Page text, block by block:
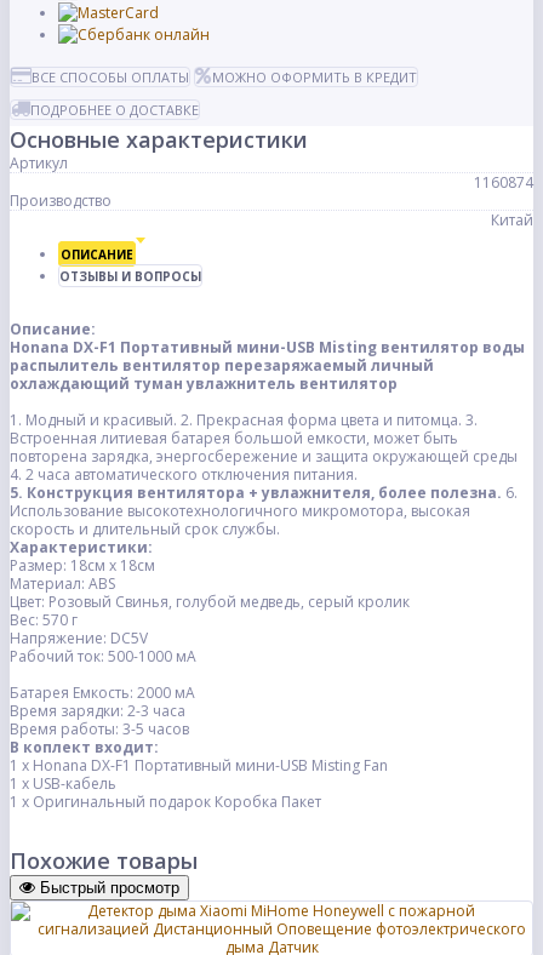
ВСЕ СПОСОБЫ ОПЛАТЫ
МОЖНО ОФОРМИТЬ В КРЕДИТ
ПОДРОБНЕЕ О ДОСТАВКЕ
Основные характеристики
Артикул
1160874
Производство
Китай
ОПИСАНИЕ
ОТЗЫВЫ И ВОПРОСЫ
Описание:
Honana DX-F1 Портативный мини-USB Misting вентилятор воды
распылитель вентилятор перезаряжаемый личный
охлаждающий туман увлажнитель вентилятор
1. Модный и красивый. 2. Прекрасная форма цвета и питомца. 3.
Встроенная литиевая батарея большой емкости, может быть
повторена зарядка, энергосбережение и защита окружающей среды
4. 2 часа автоматического отключения питания.
5. Конструкция вентилятора + увлажнителя, более полезна. 6.
Использование высокотехнологичного микромотора, высокая
скорость и длительный срок службы.
Характеристики:
Размер: 18см x 18см
Материал: ABS
Цвет: Розовый Свинья, голубой медведь, серый кролик
Вес: 570 г
Напряжение: DC5V
Рабочий ток: 500-1000 мА
Батарея Емкость: 2000 мА
Время зарядки: 2-3 часа
Время работы: 3-5 часов
В коплект входит:
1 x Honana DX-F1 Портативный мини-USB Misting Fan
1 x USB-кабель
1 х Оригинальный подарок Коробка Пакет
Похожие товары
Быстрый просмотр